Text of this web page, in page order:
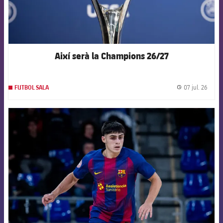
Així serà la Champions 26/27
FUTBOL SALA 07 jul. 26
FCB Barcelona badge